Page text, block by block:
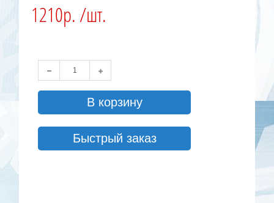
1210р. /шт.
В корзину
Быстрый заказ